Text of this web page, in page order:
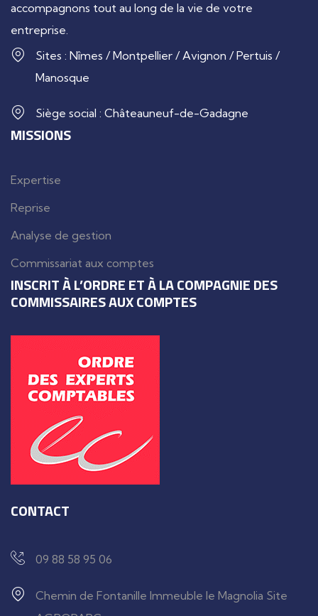
accompagnons tout au long de la vie de votre
entreprise.
Sites : Nîmes / Montpellier / Avignon / Pertuis /
Manosque
Siège social : Châteauneuf-de-Gadagne
MISSIONS
Expertise
Reprise
Analyse de gestion
Commissariat aux comptes
INSCRIT À L’ORDRE ET À LA COMPAGNIE DES
COMMISSAIRES AUX COMPTES
CONTACT
09 88 58 95 06
Chemin de Fontanille Immeuble le Magnolia Site